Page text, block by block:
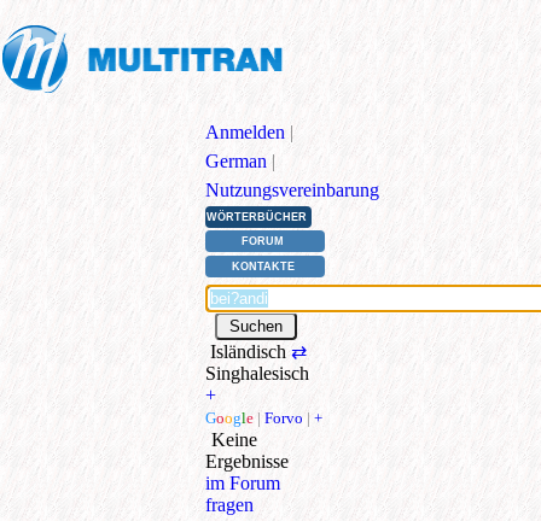
Anmelden |
German |
Nutzungsvereinbarung
WÖRTERBÜCHER
FORUM
KONTAKTE
Isländisch⇄
Singhalesisch
+
Google | Forvo | +
Keine
Ergebnisse
im Forum
fragen